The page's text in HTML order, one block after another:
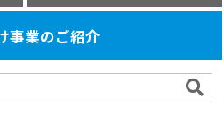
事業のご紹介